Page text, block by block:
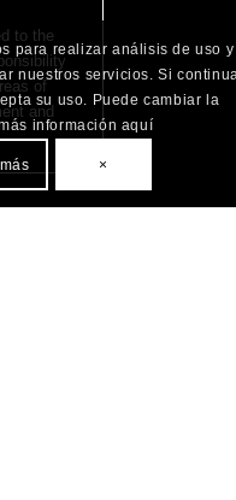
to the
of
and
para realizar análisis de uso
nuestros servicios. Si
su uso. Puede cambiar la
información aquí
×